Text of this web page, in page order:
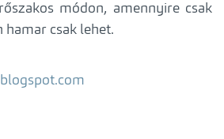
módon, amennyire csak
hamar csak lehet.